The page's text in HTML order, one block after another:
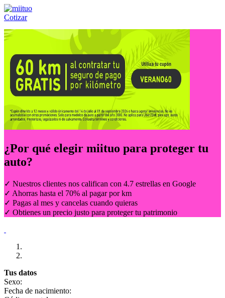
Cotizar
Llámanos al:(55) 84-21-05-00 ó
¿Por qué elegir miituo para proteger tu
auto?
✓ Nuestros clientes nos califican con 4.7 estrellas en Google
✓ Ahorras hasta el 70% al pagar por km
✓ Pagas al mes y cancelas cuando quieras
✓ Obtienes un precio justo para proteger tu patrimonio
Tus datos
Sexo:
Fecha de nacimiento: